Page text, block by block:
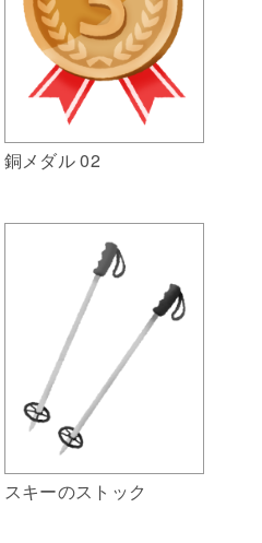
銅メダル 02
スキーのストック